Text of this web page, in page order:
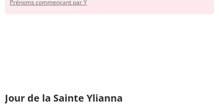
Prénoms commençant par Y
Jour de la Sainte Ylianna